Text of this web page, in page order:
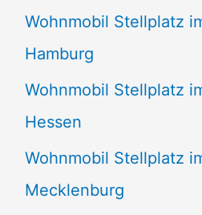
Wohnmobil Stellplatz
Hamburg
Wohnmobil Stellplatz
Hessen
Wohnmobil Stellplatz
Mecklenburg